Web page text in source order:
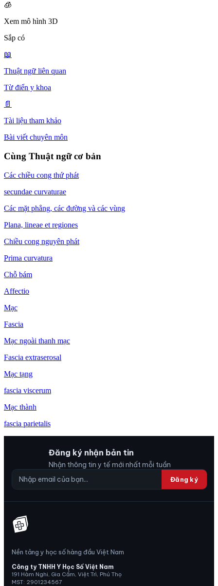
🧊
Xem mô hình 3D
Sắp có
📖
Thuật ngữ liên quan
Từ điển y khoa
📄
Tài liệu tham khảo
Bài viết chuyên môn
Cùng Thuật ngữ cơ bản
Các chiều cong thứ phát
secundae curvaturae
Các mặt phẳng, các đường và các vùng
Plana, lineae et regiones
Chiều cong nguyên phát
Prima curvatura
Chỗ bám
Affectio
Mạc
Fascia
Mạc ngoài thanh mạc
Fascia extraserosal
Mạc tạng
fascia viscerum
Mạc thành
fascia parietalis
Đăng ký nhận bản tin
Nhận thông tin y tế mới nhất mỗi tuần
Đăng ký
Nền tảng y học số hàng đầu Việt Nam
Công ty TNHH Y Học Số Việt Nam
191 Hàm Nghi, Gia Cẩm, Việt Trì, Phú Thọ
MST: 2901234567